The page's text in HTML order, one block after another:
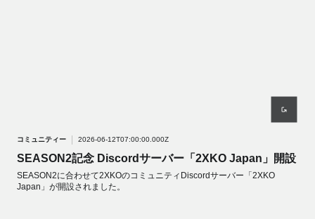
コミュニティー 2026-06-12T07:00:00.000Z
SEASON2記念 Discordサーバー「2XKO Japan」開設
SEASON2に合わせて2XKOのコミュニティDiscordサーバー「2XKO
Japan」が開設されました。